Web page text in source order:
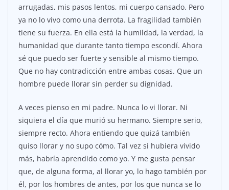
arrugadas, mis pasos lentos, mi cuerpo cansado. Pero
ya no lo vivo como una derrota. La fragilidad también
tiene su fuerza. En ella está la humildad, la verdad, la
humanidad que durante tanto tiempo escondí. Ahora
sé que puedo ser fuerte y sensible al mismo tiempo.
Que no hay contradicción entre ambas cosas. Que un
hombre puede llorar sin perder su dignidad.
A veces pienso en mi padre. Nunca lo vi llorar. Ni
siquiera el día que murió su hermano. Siempre serio,
siempre recto. Ahora entiendo que quizá también
quiso llorar y no supo cómo. Tal vez si hubiera vivido
más, habría aprendido como yo. Y me gusta pensar
que, de alguna forma, al llorar yo, lo hago también por
él, por los hombres de antes, por los que nunca se lo